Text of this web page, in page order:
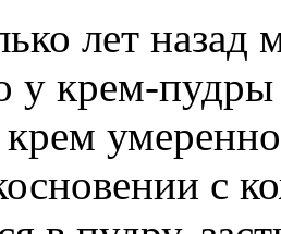
лет
у крем-
с